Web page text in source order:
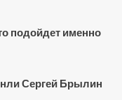
подойдет именно
Сергей Брылин